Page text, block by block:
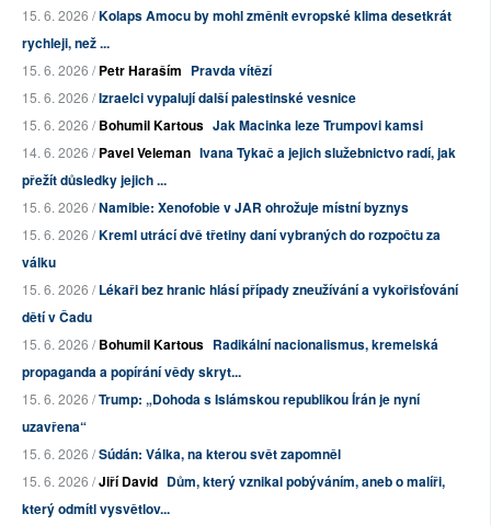
15. 6. 2026 /Kolaps Amocu by mohl změnit evropské klima desetkrát
rychleji, než ...
15. 6. 2026 /Petr Haraším Pravda vítězí
15. 6. 2026 /Izraelci vypalují další palestinské vesnice
15. 6. 2026 /Bohumil Kartous Jak Macinka leze Trumpovi kamsi
14. 6. 2026 /Pavel Veleman Ivana Tykač a jejich služebnictvo radí, jak
přežít důsledky jejich ...
15. 6. 2026 /Namibie: Xenofobie v JAR ohrožuje místní byznys
15. 6. 2026 /Kreml utrácí dvě třetiny daní vybraných do rozpočtu za
válku
15. 6. 2026 /Lékaři bez hranic hlásí případy zneužívání a vykořisťování
dětí v Čadu
15. 6. 2026 /Bohumil Kartous Radikální nacionalismus, kremelská
propaganda a popírání vědy skryt...
15. 6. 2026 /Trump: „Dohoda s Islámskou republikou Írán je nyní
uzavřena“
15. 6. 2026 /Súdán: Válka, na kterou svět zapomněl
15. 6. 2026 /Jiří David Dům, který vznikal pobýváním, aneb o malíři,
který odmítl vysvětlov...